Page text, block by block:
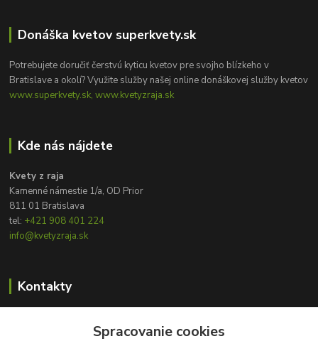
Donáška kvetov superkvety.sk
Potrebujete doručiť čerstvú kyticu kvetov pre svojho blízkeho v
Bratislave a okolí? Využite služby našej online donáškovej služby kvetov
www.superkvety.sk, www.kvetyzraja.sk
Kde nás nájdete
Kvety z raja
Kamenné námestie 1/a, OD Prior
811 01 Bratislava
tel: +421 908 401 224
info@kvetyzraja.sk
Kontakty
+421 908 401 224
Spracovanie cookies